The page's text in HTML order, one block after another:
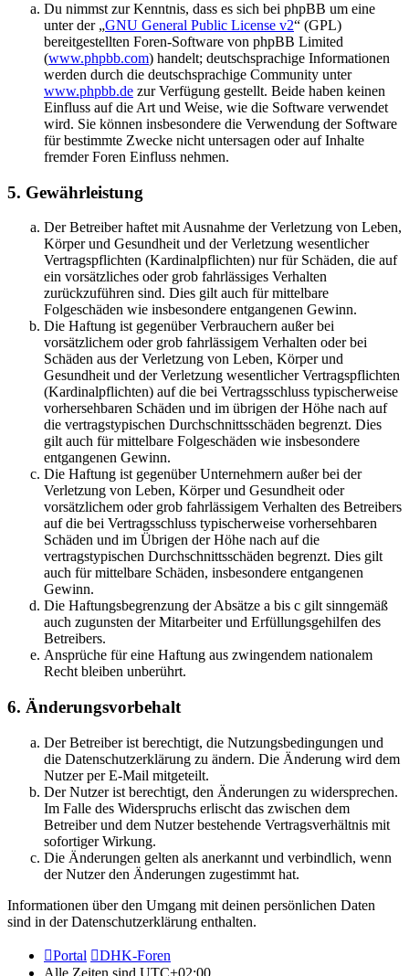
Du nimmst zur Kenntnis, dass es sich bei phpBB um eine
unter der „GNU General Public License v2“ (GPL)
bereitgestellten Foren-Software von phpBB Limited
(www.phpbb.com) handelt; deutschsprachige Informationen
werden durch die deutschsprachige Community unter
www.phpbb.de zur Verfügung gestellt. Beide haben keinen
Einfluss auf die Art und Weise, wie die Software verwendet
wird. Sie können insbesondere die Verwendung der Software
für bestimmte Zwecke nicht untersagen oder auf Inhalte
fremder Foren Einfluss nehmen.
5. Gewährleistung
Der Betreiber haftet mit Ausnahme der Verletzung von Leben,
Körper und Gesundheit und der Verletzung wesentlicher
Vertragspflichten (Kardinalpflichten) nur für Schäden, die auf
ein vorsätzliches oder grob fahrlässiges Verhalten
zurückzuführen sind. Dies gilt auch für mittelbare
Folgeschäden wie insbesondere entgangenen Gewinn.
Die Haftung ist gegenüber Verbrauchern außer bei
vorsätzlichem oder grob fahrlässigem Verhalten oder bei
Schäden aus der Verletzung von Leben, Körper und
Gesundheit und der Verletzung wesentlicher Vertragspflichten
(Kardinalpflichten) auf die bei Vertragsschluss typischerweise
vorhersehbaren Schäden und im übrigen der Höhe nach auf
die vertragstypischen Durchschnittsschäden begrenzt. Dies
gilt auch für mittelbare Folgeschäden wie insbesondere
entgangenen Gewinn.
Die Haftung ist gegenüber Unternehmern außer bei der
Verletzung von Leben, Körper und Gesundheit oder
vorsätzlichem oder grob fahrlässigem Verhalten des Betreibers
auf die bei Vertragsschluss typischerweise vorhersehbaren
Schäden und im Übrigen der Höhe nach auf die
vertragstypischen Durchschnittsschäden begrenzt. Dies gilt
auch für mittelbare Schäden, insbesondere entgangenen
Gewinn.
Die Haftungsbegrenzung der Absätze a bis c gilt sinngemäß
auch zugunsten der Mitarbeiter und Erfüllungsgehilfen des
Betreibers.
Ansprüche für eine Haftung aus zwingendem nationalem
Recht bleiben unberührt.
6. Änderungsvorbehalt
Der Betreiber ist berechtigt, die Nutzungsbedingungen und
die Datenschutzerklärung zu ändern. Die Änderung wird dem
Nutzer per E-Mail mitgeteilt.
Der Nutzer ist berechtigt, den Änderungen zu widersprechen.
Im Falle des Widerspruchs erlischt das zwischen dem
Betreiber und dem Nutzer bestehende Vertragsverhältnis mit
sofortiger Wirkung.
Die Änderungen gelten als anerkannt und verbindlich, wenn
der Nutzer den Änderungen zugestimmt hat.
Informationen über den Umgang mit deinen persönlichen Daten
sind in der Datenschutzerklärung enthalten.
Portal
DHK-Foren
Alle Zeiten sind UTC+02:00